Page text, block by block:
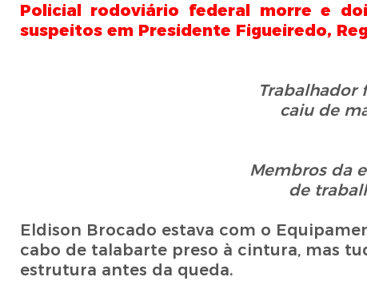
Policial rodoviário federal morre e
suspeitos em Presidente Figueiredo,
Trabalhador
caiu de
Membros da
de
Eldison Brocado estava com o
cabo de talabarte preso à cintura, mas
estrutura antes da queda.